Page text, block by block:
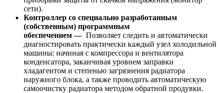
сети).
Контроллер со специально разработанным
(собственным) программным
обеспечением — Позволяет следить и автоматически
диагностировать практически каждый узел холодильной
машины: начиная с компрессора и вентилятора
конденсатора, заканчивая уровнем заправки
хладагентом и степенью загрязнения радиатора
наружного блока, а также проводить автоматическую
самоочистку радиатора методом обратной продувки.